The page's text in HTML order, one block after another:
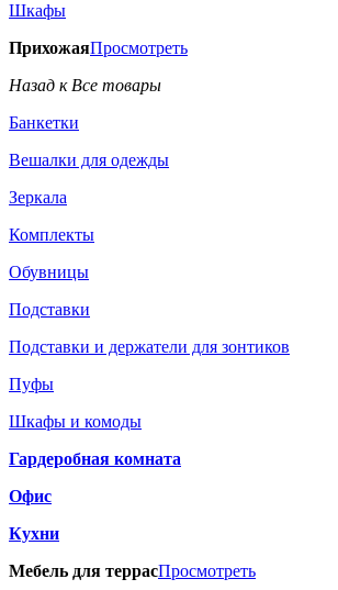
Шкафы
ПрихожаяПросмотреть
Назад к Все товары
Банкетки
Вешалки для одежды
Зеркала
Комплекты
Обувницы
Подставки
Подставки и держатели для зонтиков
Пуфы
Шкафы и комоды
Гардеробная комната
Офис
Кухни
Мебель для террасПросмотреть